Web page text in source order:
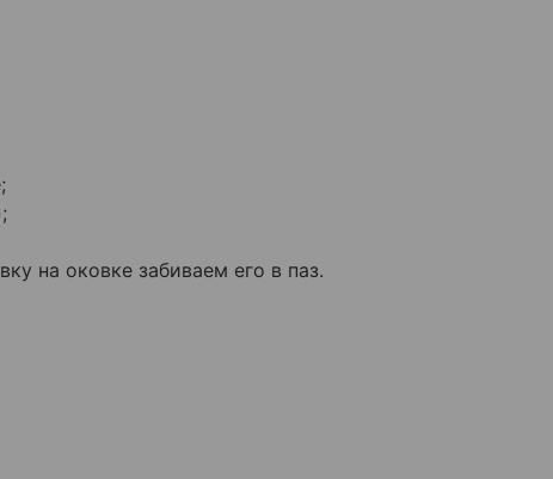
на оковке забиваем его в паз.